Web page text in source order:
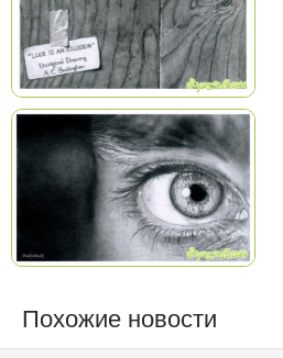
Похожие новости